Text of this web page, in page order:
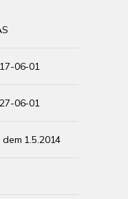
06-01
06-01
dem 1.5.2014